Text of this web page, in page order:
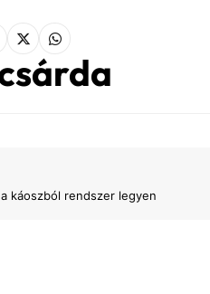
káoszból rendszer legyen